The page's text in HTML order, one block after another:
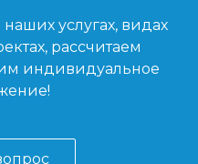
услугах, видах
рассчитаем
индивидуальное